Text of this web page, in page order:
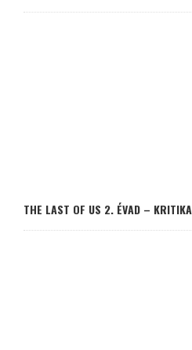
THE LAST OF US 2. ÉVAD – KRITIKA